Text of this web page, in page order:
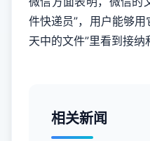
件快递员”，用户能够
天中的文件”里看到接纳
相关新闻